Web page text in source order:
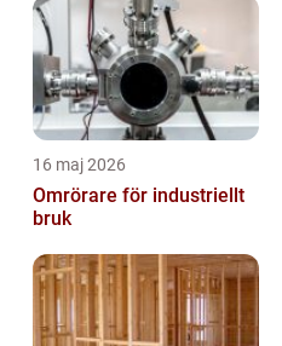
16 maj 2026
Omrörare för industriellt
bruk